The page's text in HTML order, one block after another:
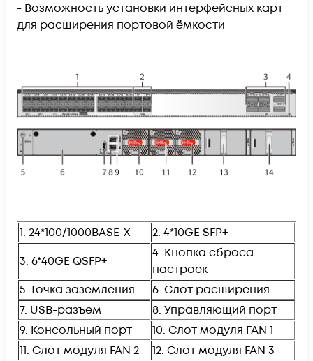
- Возможность установки интерфейсных карт
для расширения портовой ёмкости
1. 24*100/1000BASE-X
2. 4*10GE SFP+
3. 6*40GE QSFP+
4. Кнопка сброса
настроек
5. Точка заземления
6. Слот расширения
7. USB-разъем
8. Управляющий порт
9. Консольный порт
10. Слот модуля FAN 1
11. Слот модуля FAN 2
12. Слот модуля FAN 3